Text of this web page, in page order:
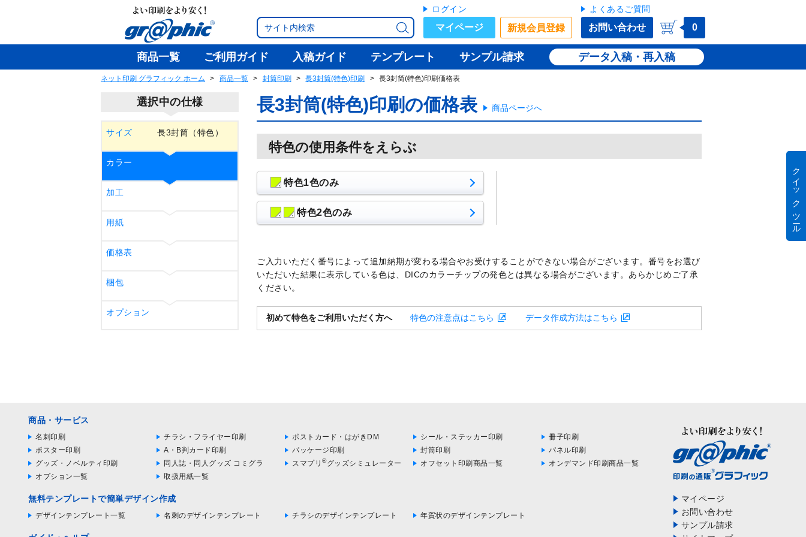
ログイン
マイページ 新規会員登録
よくあるご質問
お問い合わせ 0
商品一覧 ご利用ガイド 入稿ガイド テンプレート サンプル請求 データ入稿・再入稿
ネット印刷 グラフィック ホーム 商品一覧 封筒印刷 長3封筒(特色)印刷 長3封筒(特色)印刷価格表
選択中の仕様
サイズ 長3封筒（特色）
カラー
加工
用紙
価格表
梱包
オプション
長3封筒(特色)印刷の価格表 商品ページへ
特色の使用条件をえらぶ
特色1色のみ
特色2色のみ
ご入力いただく番号によって追加納期が変わる場合やお受けすることができない場合がございます。番号をお選び
いただいた結果に表示している色は、DICのカラーチップの発色とは異なる場合がございます。あらかじめご了承
ください。
初めて特色をご利用いただく方へ 特色の注意点はこちら データ作成方法はこちら
商品・サービス
名刺印刷 チラシ・フライヤー印刷 ポストカード・はがきDM シール・ステッカー印刷
冊子印刷
ポスター印刷
A・B判カード印刷 パッケージ印刷 封筒印刷
パネル印刷
グッズ・ノベルティ印刷
同人誌・同人グッズ コミグラ スマプリ ®グッズシミュレーター オフセット印刷商品一覧
オンデマンド印刷商品一覧
オプション一覧
取扱用紙一覧
無料テンプレートで簡単デザイン作成
デザインテンプレート一覧 名刺のデザインテンプレート チラシのデザインテンプレート 年賀状のデザインテンプレート
マイページ
お問い合わせ
サンプル請求
クイック ツール